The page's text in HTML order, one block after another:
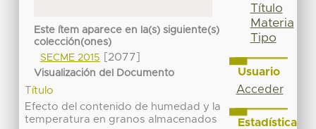
Este ítem aparece en la(s) siguiente(s)
colección(ones)
SECME 2015
[2077]
Visualización del Documento
Título
Efecto del contenido de humedad y la
temperatura en granos almacenados
Título
Materia
Tipo
Usuario
Acceder
Estadísticas